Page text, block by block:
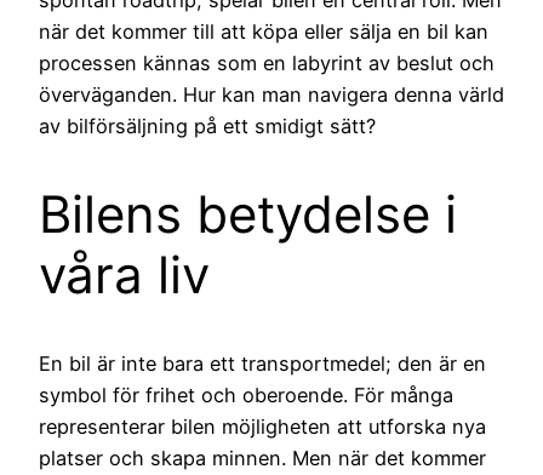
när det kommer till att köpa eller sälja en bil kan
processen kännas som en labyrint av beslut och
överväganden. Hur kan man navigera denna värld
av bilförsäljning på ett smidigt sätt?
Bilens betydelse i
våra liv
En bil är inte bara ett transportmedel; den är en
symbol för frihet och oberoende. För många
representerar bilen möjligheten att utforska nya
platser och skapa minnen. Men när det kommer